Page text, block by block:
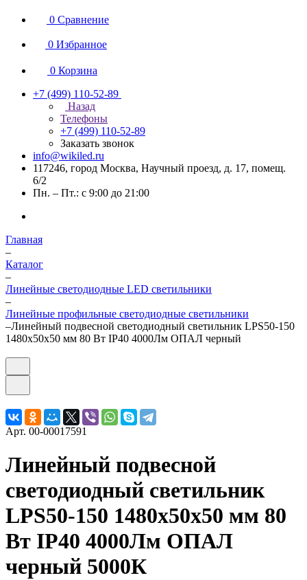
0 Сравнение
0 Избранное
0 Корзина
+7 (499) 110-52-89
Назад
Телефоны
+7 (499) 110-52-89
Заказать звонок
info@wikiled.ru
117246, город Москва, Научный проезд, д. 17, помещ.
6/2
Пн. – Пт.: с 9:00 до 21:00
Главная
–
Каталог
–
Линейные светодиодные LED светильники
–
Линейные профильные светодиодные светильники
–Линейный подвесной светодиодный светильник LPS50-150
1480x50x50 мм 80 Вт IP40 4000Лм ОПАЛ черный
Арт. 00-00017591
Линейный подвесной
светодиодный светильник
LPS50-150 1480x50x50 мм 80
Вт IP40 4000Лм ОПАЛ
черный 5000К